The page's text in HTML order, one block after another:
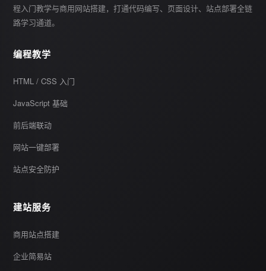
程入门教学与商用网站搭建，打通代码编写、页面设计、站点部署全链
路学习通道。
编程教学
HTML / CSS 入门
JavaScript 基础
前后端联动
网站一键部署
站点安全防护
建站服务
商用站点搭建
企业简易站